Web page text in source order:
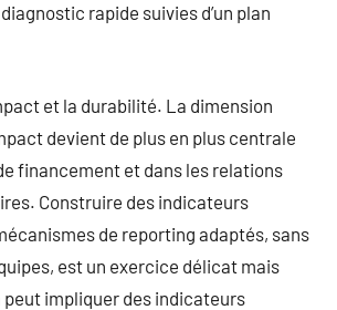
rapide suivies d’un plan
et la durabilité. La dimension
devient de plus en plus centrale
financement et dans les relations
Construire des indicateurs
de reporting adaptés, sans
est un exercice délicat mais
peut impliquer des indicateurs